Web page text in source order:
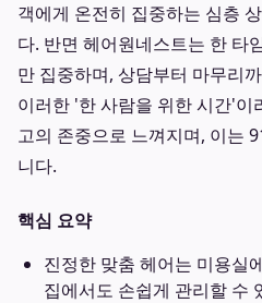
객에게 온전히 집중하는 심층
다. 반면 헤어원네스트는 한 타
만 집중하며, 상담부터 마무리
이러한 '한 사람을 위한 시간'이
고의 존중으로 느껴지며, 이는
니다.
핵심 요약
진정한 맞춤 헤어는 미용실
집에서도 손쉽게 관리할 수